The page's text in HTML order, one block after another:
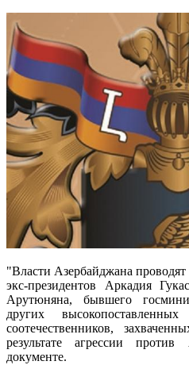
"Власти Азербайджана
экс-президентов Аркадия
Арутюняна, бывшего
других
соотечественников,
результате агрессии
документе.